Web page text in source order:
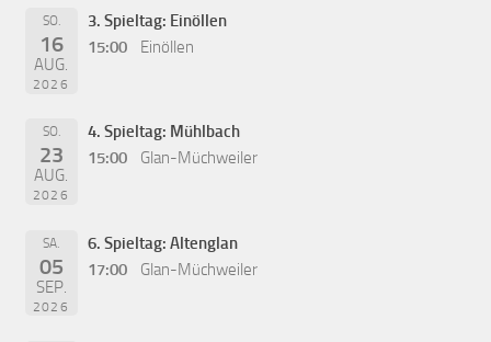
SO.
16
AUG.
2026
3. Spieltag: Einöllen
15:00
Einöllen
SO.
23
AUG.
2026
4. Spieltag: Mühlbach
15:00
Glan-Müchweiler
SA.
05
SEP.
2026
6. Spieltag: Altenglan
17:00
Glan-Müchweiler